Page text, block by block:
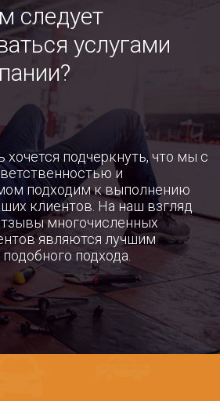
следует
услугами
подчеркнуть, что мы с
и
подходим к выполнению
клиентов. На наш взгляд
многочисленных
являются лучшим
подхода.